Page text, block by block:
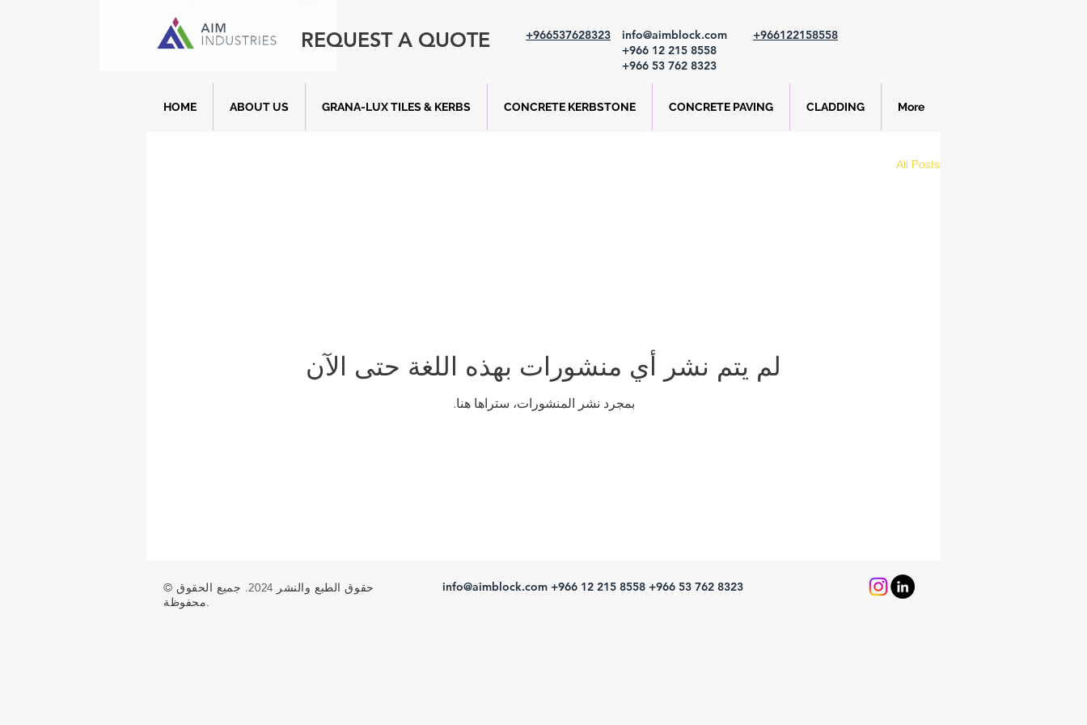
HOME ABOUT US GRANA-LUX TILES & KERBS CONCRETE KERBSTONE CONCRETE PAVING CLADDING More
info@aimblock.com
+966 12 215 8558
+966 53 762 8323
+966537628323 +966122158558
REQUEST A QUOTE
All Posts
لم يتم نشر أي منشورات بهذه اللغة حتى الآن
بمجرد نشر المنشورات، ستراها هنا.
© حقوق الطبع والنشر 2024. جميع الحقوق
محفوظة.
info@aimblock.com +966 12 215 8558 +966 53 762 8323